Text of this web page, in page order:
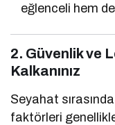
eğlenceli hem
2. Güvenlik ve
Kalkanınız
Seyahat
faktörleri